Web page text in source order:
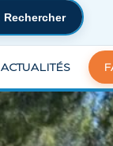
Rechercher
ACTUALITÉS